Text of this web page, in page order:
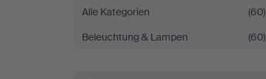
that
shines
Alle Kategorien
(60)
Beleuchtung & Lampen
(60)